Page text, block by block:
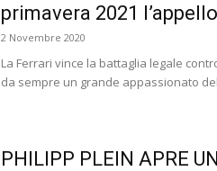
primavera 2021 l’appello
2 Novembre 2020
La Ferrari vince la battaglia legale
da sempre un grande appassionato
PHILIPP PLEIN APRE